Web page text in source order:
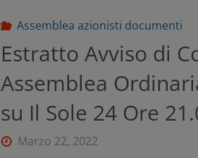
Assemblea azionisti documenti
Estratto Avviso di
Assemblea
su Il Sole 24 Ore
Marzo 22, 2022